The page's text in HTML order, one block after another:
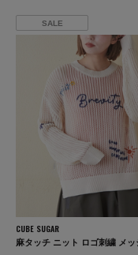
SALE
CUBE SUGAR